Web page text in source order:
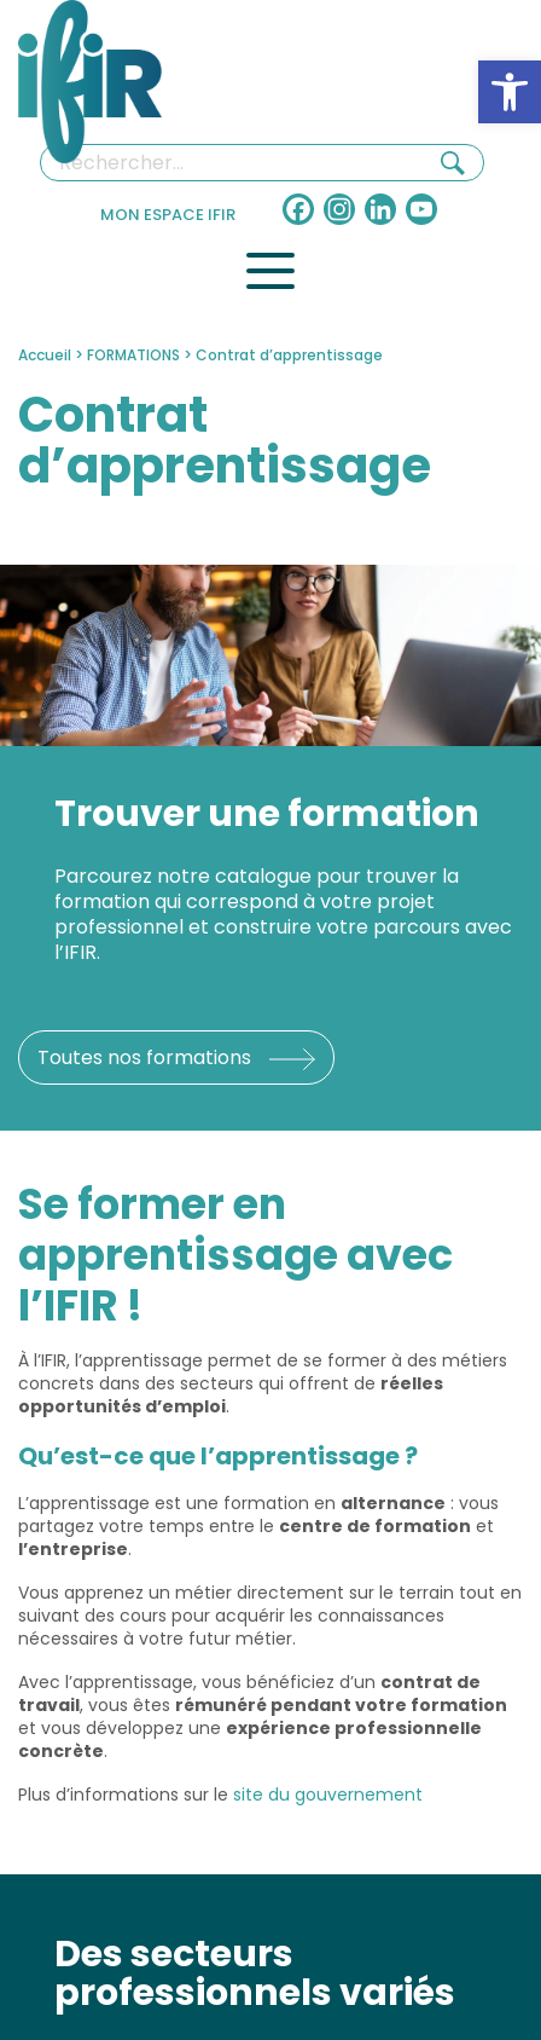
MON ESPACE IFIR Facebook
Instagram
LinkedInYouTube
Accueil > FORMATIONS > Contrat d’apprentissage
Contrat
d’apprentissage
Trouver une formation
Parcourez notre catalogue pour trouver la
formation qui correspond à votre projet
professionnel et construire votre parcours avec
l’IFIR.
Toutes nos formations
Se former en
apprentissage avec
l’IFIR !
À l’IFIR, l’apprentissage permet de se former à des métiers
concrets dans des secteurs qui offrent de réelles
opportunités d’emploi.
Qu’est-ce que l’apprentissage ?
L’apprentissage est une formation en alternance : vous
partagez votre temps entre le centre de formation et
l’entreprise.
Vous apprenez un métier directement sur le terrain tout en
suivant des cours pour acquérir les connaissances
nécessaires à votre futur métier.
Avec l’apprentissage, vous bénéficiez d’un contrat de
travail, vous êtes rémunéré pendant votre formation
et vous développez une expérience professionnelle
concrète.
Plus d’informations sur le site du gouvernement
Des secteurs
professionnels variés
Panneau de gestion des cookies